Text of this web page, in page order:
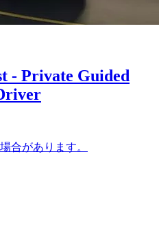
- Private Guided
合があります。